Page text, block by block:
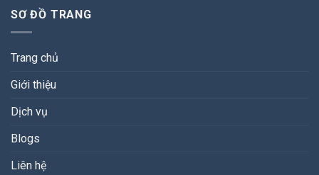
SƠ ĐỒ TRANG
Trang chủ
Giới thiệu
Dịch vụ
Blogs
Liên hệ